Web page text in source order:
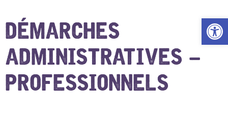
DÉMARCHES
ADMINISTRATIVES –
PROFESSIONNELS